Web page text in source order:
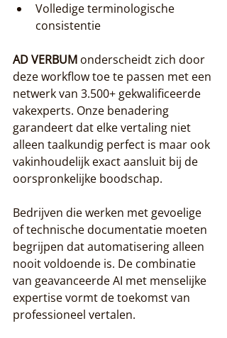
Volledige terminologische
consistentie
AD VERBUM onderscheidt zich door
deze workflow toe te passen met een
netwerk van 3.500+ gekwalificeerde
vakexperts. Onze benadering
garandeert dat elke vertaling niet
alleen taalkundig perfect is maar ook
vakinhoudelijk exact aansluit bij de
oorspronkelijke boodschap.
Bedrijven die werken met gevoelige
of technische documentatie moeten
begrijpen dat automatisering alleen
nooit voldoende is. De combinatie
van geavanceerde AI met menselijke
expertise vormt de toekomst van
professioneel vertalen.